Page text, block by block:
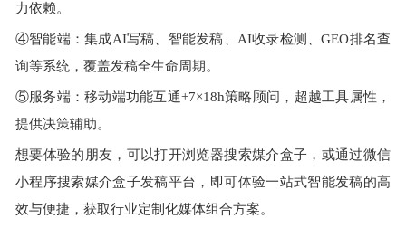
力依赖。
④智能端：集成AI写稿、智能发稿、AI收录检测、GEO排名查
询等系统，覆盖发稿全生命周期。
⑤服务端：移动端功能互通+7×18h策略顾问，超越工具属性，
提供决策辅助。
想要体验的朋友，可以打开浏览器搜索媒介盒子，或通过微信
小程序搜索媒介盒子发稿平台，即可体验一站式智能发稿的高
效与便捷，获取行业定制化媒体组合方案。